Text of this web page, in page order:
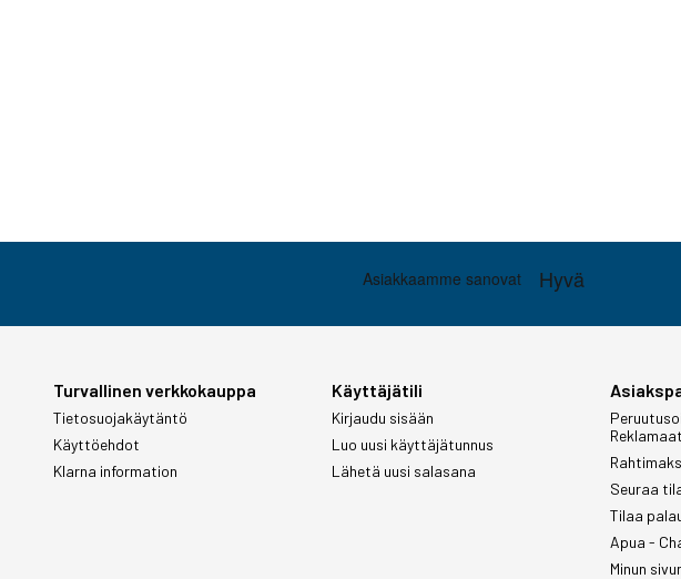
Turvallinen verkkokauppa
Tietosuojakäytäntö
Käyttöehdot
Klarna information
Käyttäjätili
Kirjaudu sisään
Luo uusi käyttäjätunnus
Lähetä uusi salasana
Seuraa
Tilaa
Apua -
Minun